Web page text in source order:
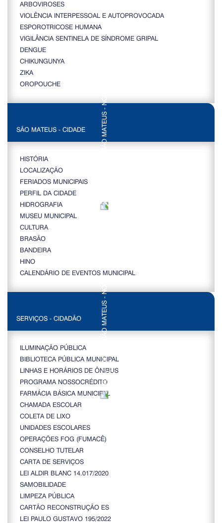
ARBOVIROSES
VIOLÊNCIA INTERPESSOAL E AUTOPROVOCADA
ESPOROTRICOSE HUMANA
VIGILÂNCIA SENTINELA DE SÍNDROME GRIPAL
DENGUE
CHIKUNGUNYA
ZIKA
OROPOUCHE
SÃO MATEUS - CIDADE
HISTÓRIA
LOCALIZAÇÃO
FERIADOS MUNICIPAIS
PERFIL DA CIDADE
HIDROGRAFIA
MUSEU MUNICIPAL
CULTURA
BRASÃO
BANDEIRA
HINO
CALENDÁRIO DE EVENTOS MUNICIPAL
SERVIÇOS - CIDADÃO
ILUMINAÇÃO PÚBLICA
BIBLIOTECA PÚBLICA MUNICIPAL
LINHAS E HORÁRIOS DE ÔNIBUS
PROGRAMA NOSSOCRÉDITO
FARMÁCIA BÁSICA MUNICIPAL
CHAMADA ESCOLAR
COLETA DE LIXO
UNIDADES ESCOLARES
OPERAÇÕES FOG (FUMACÊ)
CONSELHO TUTELAR
CARTA DE SERVIÇOS
LEI ALDIR BLANC 14.017/2020
SAMOBILIDADE
LIMPEZA PÚBLICA
CARTÃO RECONSTRUÇÃO ES
LEI PAULO GUSTAVO 195/2022